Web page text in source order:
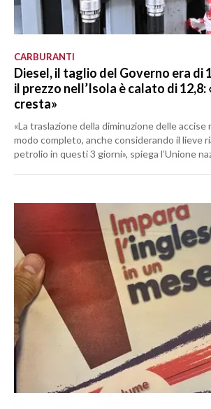
CARBURANTI
Diesel, il taglio del Governo era di
il prezzo nell’Isola è calato di
cresta»
«La traslazione della diminuzione delle accise
modo completo, anche considerando il lieve
petrolio in questi 3 giorni», spiega l’Unione